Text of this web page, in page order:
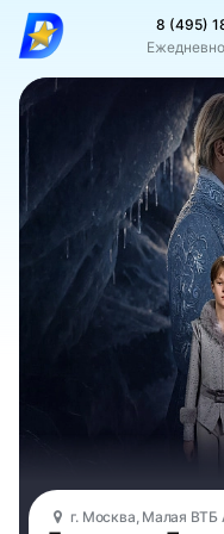
8 (495)
г. Москва, Малая ВТБ